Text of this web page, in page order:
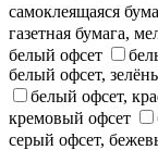
самоклеящаяся
газетная бумага,
белый офсет
белый офсет,
белый офсет,
кремовый офсет
серый офсет,